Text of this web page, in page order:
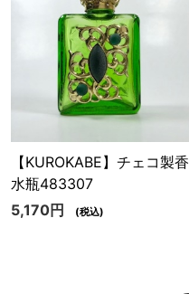
【KUROKABE】チェコ製香
水瓶483307
5,170円
(税込)